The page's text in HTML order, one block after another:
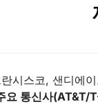
시스코, 샌디에
요 통신사